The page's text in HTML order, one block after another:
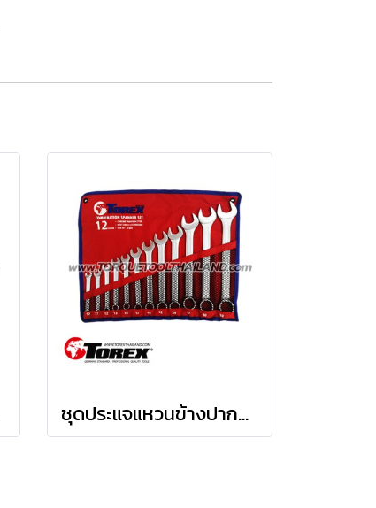
ชุดประแจแหวนข้างปากตาย 12 ตัว/ชุด TPQ-TRCBS12